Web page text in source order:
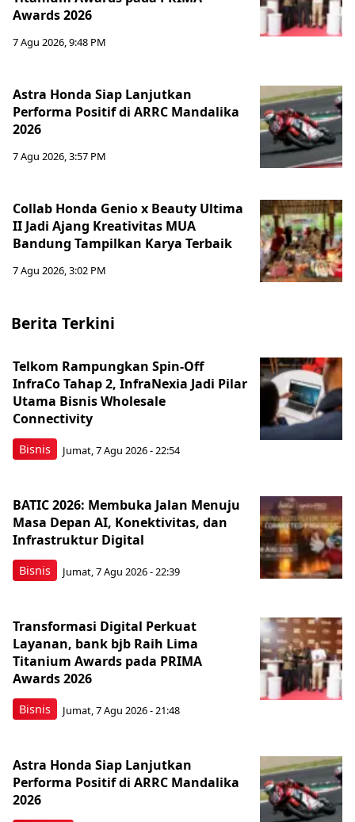
Awards 2026
7 Agu 2026, 9:48 PM
Astra Honda Siap Lanjutkan
Performa Positif di ARRC Mandalika
2026
7 Agu 2026, 3:57 PM
Collab Honda Genio x Beauty Ultima
II Jadi Ajang Kreativitas MUA
Bandung Tampilkan Karya Terbaik
7 Agu 2026, 3:02 PM
Berita Terkini
Bisnis
Telkom Rampungkan Spin-Off
InfraCo Tahap 2, InfraNexia Jadi Pilar
Utama Bisnis Wholesale
Connectivity
Jumat, 7 Agu 2026 - 22:54
Bisnis
BATIC 2026: Membuka Jalan Menuju
Masa Depan AI, Konektivitas, dan
Infrastruktur Digital
Jumat, 7 Agu 2026 - 22:39
Bisnis
Transformasi Digital Perkuat
Layanan, bank bjb Raih Lima
Titanium Awards pada PRIMA
Awards 2026
Jumat, 7 Agu 2026 - 21:48
Astra Honda Siap Lanjutkan
Performa Positif di ARRC Mandalika
2026